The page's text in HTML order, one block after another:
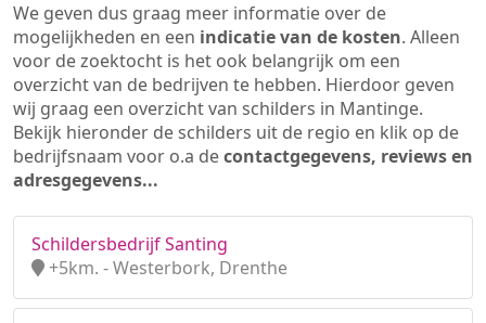
We geven dus graag meer informatie over de
mogelijkheden en een indicatie van de kosten. Alleen
voor de zoektocht is het ook belangrijk om een
overzicht van de bedrijven te hebben. Hierdoor geven
wij graag een overzicht van schilders in Mantinge.
Bekijk hieronder de schilders uit de regio en klik op de
bedrijfsnaam voor o.a decontactgegevens, reviews en
adresgegevens...
Schildersbedrijf Santing
+5km. - Westerbork, Drenthe